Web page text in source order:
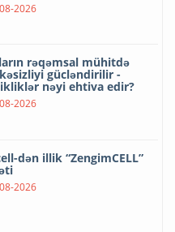
2026
rəqəmsal mühitdə
gücləndirilir -
nəyi ehtiva edir?
2026
dən illik “ZengimCELL”
2026